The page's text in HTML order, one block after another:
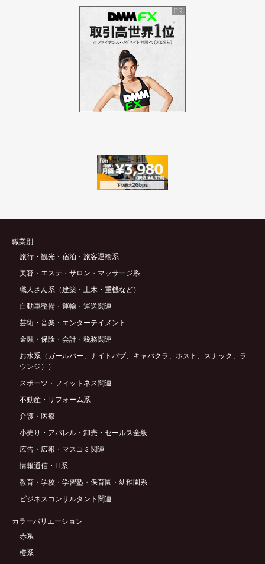
職業別
旅行・観光・宿泊・旅客運輸系
美容・エステ・サロン・マッサージ系
職人さん系（建築・土木・重機など）
自動車整備・運輸・運送関連
芸術・音楽・エンターテイメント
金融・保険・会計・税務関連
お水系（ガールバー、ナイトパブ、キャバクラ、ホスト、スナック、ラ
ウンジ））
スポーツ・フィットネス関連
不動産・リフォーム系
介護・医療
小売り・アパレル・卸売・セールス全般
広告・広報・マスコミ関連
情報通信・IT系
教育・学校・学習塾・保育園・幼稚園系
ビジネスコンサルタント関連
カラーバリエーション
赤系
橙系